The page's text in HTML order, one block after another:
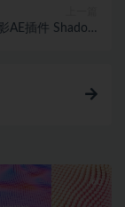
AE插件 Shadow